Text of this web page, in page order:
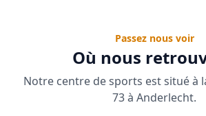
Passez nous voir
Où nous
Notre centre de sports est situé à
73 à Anderlecht.